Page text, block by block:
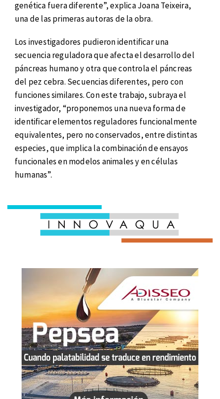
genética fuera diferente”, explica Joana Teixeira,
una de las primeras autoras de la obra.
Los investigadores pudieron identificar una
secuencia reguladora que afecta el desarrollo del
páncreas humano y otra que controla el páncreas
del pez cebra. Secuencias diferentes, pero con
funciones similares. Con este trabajo, subraya el
investigador, “proponemos una nueva forma de
identificar elementos reguladores funcionalmente
equivalentes, pero no conservados, entre distintas
especies, que implica la combinación de ensayos
funcionales en modelos animales y en células
humanas”.